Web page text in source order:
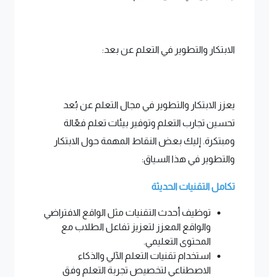
الابتكار والتطوير في التعلم عن بعد:
يعزز الابتكار والتطوير في مجال التعلم عن بُعد
تحسين تجارب التعلم وتوفير بيئات تعلم فعّالة
ومبتكرة. إليك بعض النقاط المهمة حول الابتكار
والتطوير في هذا السياق:
تكامل التقنيات الحديثة
توظيف أحدث التقنيات مثل الواقع الافتراضي
والواقع المعزز لتعزيز تفاعل الطلاب مع
المحتوى التعليمي.
استخدام تقنيات التعلم الآلي والذكاء
الاصطناعي لتخصيص تجربة التعلم وفق